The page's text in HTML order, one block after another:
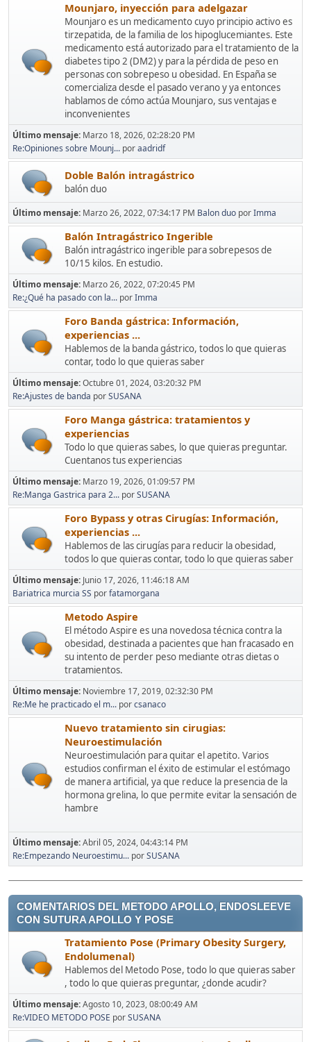
Mounjaro, inyección para adelgazar
Mounjaro es un medicamento cuyo principio activo es
tirzepatida, de la familia de los hipoglucemiantes. Este
medicamento está autorizado para el tratamiento de la
diabetes tipo 2 (DM2) y para la pérdida de peso en
personas con sobrepeso u obesidad. En España se
comercializa desde el pasado verano y ya entonces
hablamos de cómo actúa Mounjaro, sus ventajas e
inconvenientes
Último mensaje: Marzo 18, 2026, 02:28:20 PM
Re:Opiniones sobre Mounj... poraadridf
Doble Balón intragástrico
balón duo
Último mensaje: Marzo 26, 2022, 07:34:17 PM Balon duo porImma
Balón Intragástrico Ingerible
Balón intragástrico ingerible para sobrepesos de
10/15 kilos. En estudio.
Último mensaje: Marzo 26, 2022, 07:20:45 PM
Re:¿Qué ha pasado con la... porImma
Foro Banda gástrica: Información,
experiencias ...
Hablemos de la banda gástrico, todos lo que quieras
contar, todo lo que quieras saber
Último mensaje:Octubre 01, 2024, 03:20:32 PM
Re:Ajustes de banda porSUSANA
Foro Manga gástrica: tratamientos y
experiencias
Todo lo que quieras sabes, lo que quieras preguntar.
Cuentanos tus experiencias
Último mensaje: Marzo 19, 2026, 01:09:57 PM
Re:Manga Gastrica para 2... porSUSANA
Foro Bypass y otras Cirugías: Información,
experiencias ...
Hablemos de las cirugías para reducir la obesidad,
todos lo que quieras contar, todo lo que quieras saber
Último mensaje: Junio 17, 2026, 11:46:18 AM
Bariatrica murcia SS porfatamorgana
Metodo Aspire
El método Aspire es una novedosa técnica contra la
obesidad, destinada a pacientes que han fracasado en
su intento de perder peso mediante otras dietas o
tratamientos.
Último mensaje: Noviembre 17, 2019, 02:32:30 PM
Re:Me he practicado el m... porcsanaco
Nuevo tratamiento sin cirugias:
Neuroestimulación
Neuroestimulación para quitar el apetito. Varios
estudios confirman el éxito de estimular el estómago
de manera artificial, ya que reduce la presencia de la
hormona grelina, lo que permite evitar la sensación de
hambre
Último mensaje:Abril 05, 2024, 04:43:14 PM
Re:Empezando Neuroestimu... porSUSANA
COMENTARIOS DEL METODO APOLLO, ENDOSLEEVE
CON SUTURA APOLLO Y POSE
Tratamiento Pose (Primary Obesity Surgery,
Endolumenal)
Hablemos del Metodo Pose, todo lo que quieras saber
, todo lo que quieras preguntar, ¿donde acudir?
Último mensaje:Agosto 10, 2023, 08:00:49 AM
Re:VIDEO METODO POSE porSUSANA